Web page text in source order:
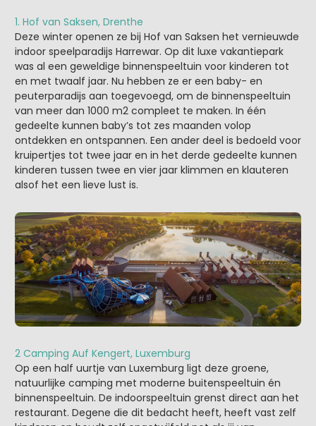
1. Hof van Saksen, Drenthe
Deze winter openen ze bij Hof van Saksen het vernieuwde
indoor speelparadijs Harrewar. Op dit luxe vakantiepark
was al een geweldige binnenspeeltuin voor kinderen tot
en met twaalf jaar. Nu hebben ze er een baby- en
peuterparadijs aan toegevoegd, om de binnenspeeltuin
van meer dan 1000 m2 compleet te maken. In één
gedeelte kunnen baby’s tot zes maanden volop
ontdekken en ontspannen. Een ander deel is bedoeld voor
kruipertjes tot twee jaar en in het derde gedeelte kunnen
kinderen tussen twee en vier jaar klimmen en klauteren
alsof het een lieve lust is.
2 Camping Auf Kengert, Luxemburg
Op een half uurtje van Luxemburg ligt deze groene,
natuurlijke camping met moderne buitenspeeltuin én
binnenspeeltuin. De indoorspeeltuin grenst direct aan het
restaurant. Degene die dit bedacht heeft, heeft vast zelf